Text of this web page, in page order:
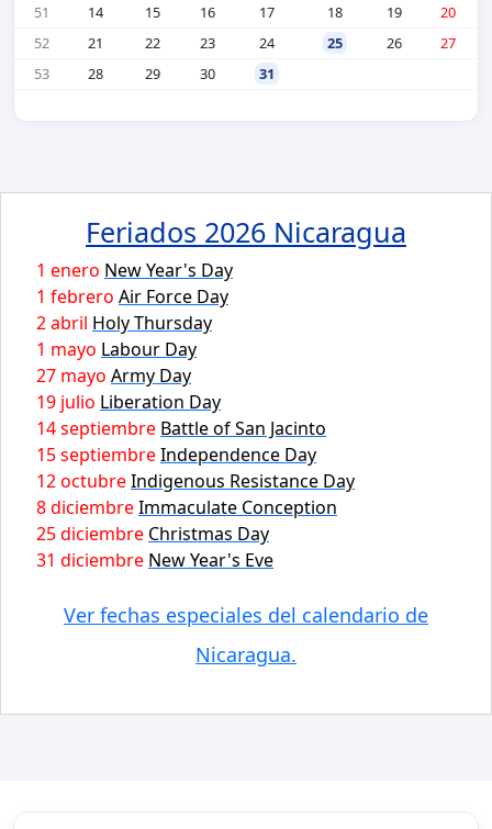
51
14 15 16 17 18 19
20
52
21 22 23 24 25 26
27
53
28 29 30 31
Feriados 2026 Nicaragua
1 enero New Year's Day
1 febrero Air Force Day
2 abril Holy Thursday
1 mayo Labour Day
27 mayo Army Day
19 julio Liberation Day
14 septiembre Battle of San Jacinto
15 septiembreIndependence Day
12 octubreIndigenous Resistance Day
8 diciembreImmaculate Conception
25 diciembre Christmas Day
31 diciembre New Year's Eve
Ver fechas especiales del calendario de
Nicaragua.